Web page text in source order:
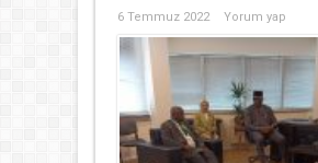
6 Temmuz 2022 Yorum yap